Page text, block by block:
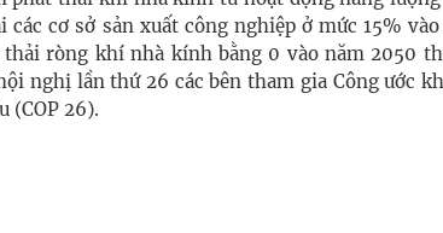
các cơ sở sản xuất công nghiệp ở mức 15%
ròng khí nhà kính bằng 0 vào năm 2050
nghị lần thứ 26 các bên tham gia Công ước
(COP 26).